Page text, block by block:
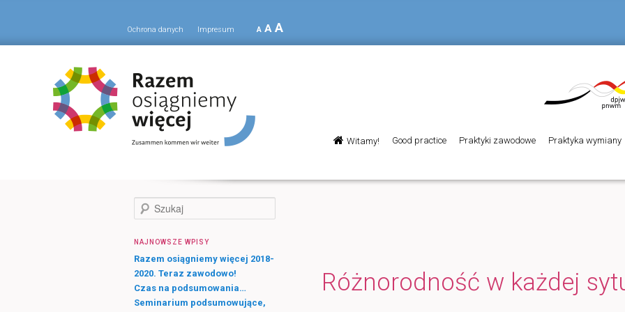
Ochrona danych Impresum A A A
główne
Przeskocz
Witamy! Good practice Praktyki zawodowe Praktyka wymiany
Różnorodność w każdej
z
k
a
j
NAJNOWSZE WPISY
Razem osiągniemy więcej 2018-
2020. Teraz zawodowo!
Czas na podsumowania…
Seminarium podsumowujące,